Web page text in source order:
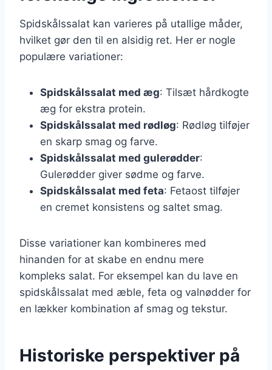
Spidskålssalat kan varieres på utallige måder,
hvilket gør den til en alsidig ret. Her er nogle
populære variationer:
Spidskålssalat med æg: Tilsæt hårdkogte
æg for ekstra protein.
Spidskålssalat med rødløg: Rødløg tilføjer
en skarp smag og farve.
Spidskålssalat med gulerødder:
Gulerødder giver sødme og farve.
Spidskålssalat med feta: Fetaost tilføjer
en cremet konsistens og saltet smag.
Disse variationer kan kombineres med
hinanden for at skabe en endnu mere
kompleks salat. For eksempel kan du lave en
spidskålssalat med æble, feta og valnødder for
en lækker kombination af smag og tekstur.
Historiske perspektiver på